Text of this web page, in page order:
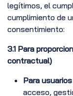
legítimos, el
cumplimiento de
consentimiento:
3.1 Para
contractual)
Para
acceso,